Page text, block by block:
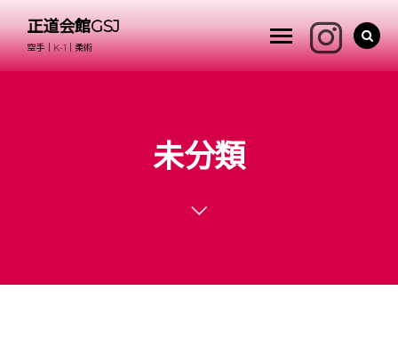
正道会館GSJ
空手｜K-1｜柔術
未分類